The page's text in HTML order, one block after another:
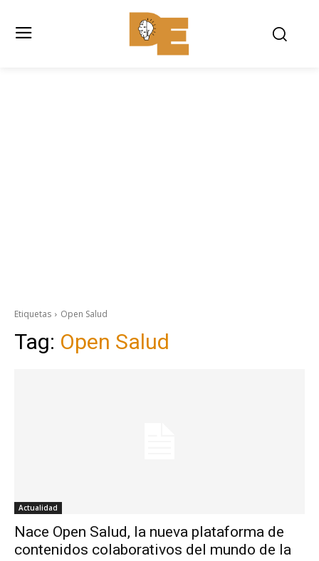
Etiquetas Open Salud
Tag: Open Salud
Actualidad
Nace Open Salud, la nueva plataforma de
contenidos colaborativos del mundo de la